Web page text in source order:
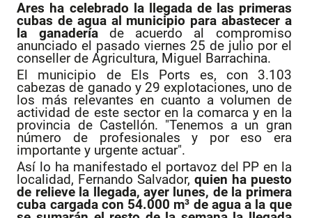
Ares ha celebrado la llegada de las primeras
cubas de agua al municipio para abastecer a
la ganaderíade acuerdo al compromiso
anunciado el pasado viernes 25 de julio por el
conseller de Agricultura, Miguel Barrachina.
El municipio de Els Ports es, con 3.103
cabezas de ganado y 29 explotaciones, uno de
los más relevantes en cuanto a volumen de
actividad de este sector en la comarca y en la
provincia de Castellón. "Tenemos a un gran
número de profesionales y por eso era
importante y urgente actuar".
Así lo ha manifestado el portavoz del PP en la
localidad, Fernando Salvador, quien ha puesto
de relieve la llegada, ayer lunes, de la primera
cuba cargada con 54.000 m³ de agua a la que